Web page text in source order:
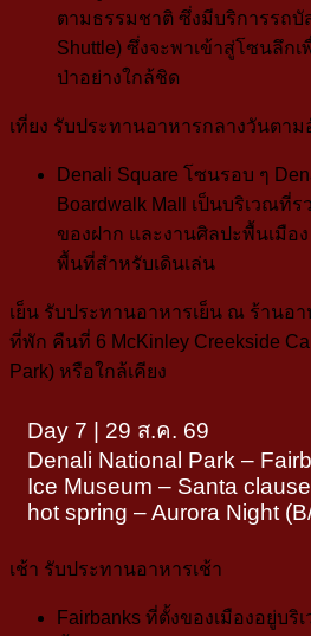
ตามธรรมชาติ ซึ่งมีบริการรถบั
Shuttle) ซึ่งจะพาเข้าสู่โซนลึก
ป่าอย่างใกล้ชิด
เที่ยง รับประทานอาหารกลางวันตาม
Denali Square โซนรอบ ๆ
Boardwalk Mall เป็นบริเวณที่
ของฝาก และงานศิลปะพื้นเมือ
พื้นที่สำหรับเดินเล่น
เย็น รับประทานอาหารเย็น ณ ร้านอา
ที่พัก คืนที่ 6 McKinley Creekside
Park) หรือใกล้เคียง
Day 7 | 29 ส.ค. 69
Denali National Park –
Ice Museum – Santa
hot spring – Aurora Night
เช้า รับประทานอาหารเช้า
Fairbanks ที่ตั้งของเมืองอยู่บริ